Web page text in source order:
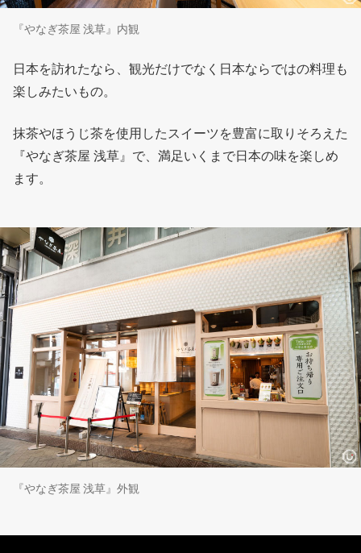
『やなぎ茶屋 浅草』内観
日本を訪れたなら、観光だけでなく日本ならではの料理も
楽しみたいもの。
抹茶やほうじ茶を使用したスイーツを豊富に取りそろえた
『やなぎ茶屋 浅草』で、満足いくまで日本の味を楽しめ
ます。
『やなぎ茶屋 浅草』外観